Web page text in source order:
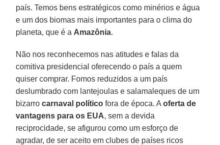
país. Temos bens estratégicos como minérios e água
e um dos biomas mais importantes para o clima do
planeta, que é a Amazônia.
Não nos reconhecemos nas atitudes e falas da
comitiva presidencial oferecendo o país a quem
quiser comprar. Fomos reduzidos a um país
deslumbrado com lantejoulas e salamaleques de um
bizarrocarnaval político fora de época. Aoferta de
vantagens para os EUA, sem a devida
reciprocidade, se afigurou como um esforço de
agradar, de ser aceito em clubes de países ricos